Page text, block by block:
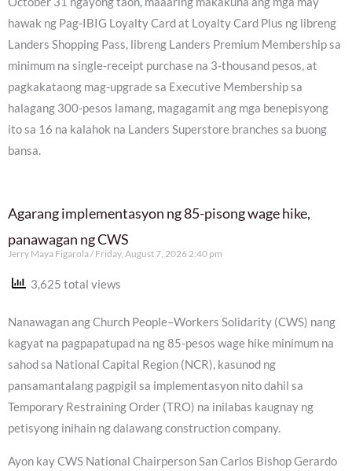
hawak ng Pag-IBIG Loyalty Card at Loyalty Card Plus ng libreng
Landers Shopping Pass, libreng Landers Premium Membership sa
minimum na single-receipt purchase na 3-thousand pesos, at
pagkakataong mag-upgrade sa Executive Membership sa
halagang 300-pesos lamang, magagamit ang mga benepisyong
ito sa 16 na kalahok na Landers Superstore branches sa buong
bansa.
Agarang implementasyon ng 85-pisong wage hike,
panawagan ng CWS
Jerry Maya Figarola Friday, August 7, 2026 2:40 pm
3,625 total views
Nanawagan ang Church People–Workers Solidarity (CWS) nang
kagyat na pagpapatupad na ng 85-pesos wage hike minimum na
sahod sa National Capital Region (NCR), kasunod ng
pansamantalang pagpigil sa implementasyon nito dahil sa
Temporary Restraining Order (TRO) na inilabas kaugnay ng
petisyong inihain ng dalawang construction company.
Ayon kay CWS National Chairperson San Carlos Bishop Gerardo